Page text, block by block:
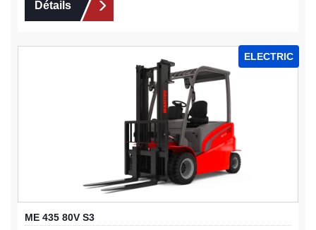
Détails
ELECTRIC
ME 435 80V S3